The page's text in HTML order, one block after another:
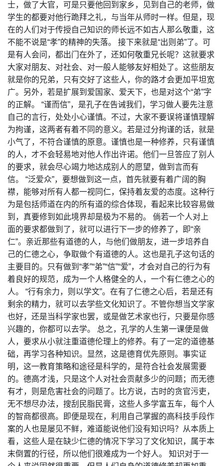
士，做了大官，可是只要他回到家乡，见到自己的老师，做
学生的都要对他行跪拜之礼，与当年从师时一样。但是，现
在的人们对于传授自己知识的师长远不如古人那么敬重，这
不能不说是“孝”的精神的失落。 接下来就是“出则弟”了。可
是有人会问，都出门在外了，还如何敬重兄长呢？这就要求
大家对朋友、对社会、对一般人能够友好相处了。这些朋友
就是你的兄弟，只有交好了这些人，你的路才会更加平坦宽
广。另外，若是扩展到爱国家、爱天下，也是对这个“弟”字
的正解。 “谨而信”，是孔子在告诫我们，学习做人要先注意
自己的言行，处处小心谨慎。不过，大家不要误将谨慎理解
为拘谨，这两者有着不同的意义。若是过分拘谨的话，就是
小气了，不符合谨慎的原意。谨慎也是一种修养，只有谨慎
的人，才不会轻易地对他人作出许诺。他们一旦答应了别人
的要求，就会尽心竭力地达成别人的愿望，做到言而有
信。 “泛爱众”，要想做到这一点，首先就要有着广阔的胸
襟，能够对所有人都一视同仁，保持着友爱的态度。这种行
为是包括师道在内的所有道的综合体现，看起来比较容易做
到，真要修到如此境界却是极为不易的。 倘若一个人对上
面的要求都做到了，就可以进行下一步的修养了，即“亲
仁”。亲近那些有道德的人，与他们做朋友，进一步培养自
己的仁德之心，争取做个有道德的人。这也是孔子这句话的
主要目的。只有做到“孝”“弟”“信”“爱”，才会对自己的行为有
着良好的规范，成为一个人格健全的人，一个有仁德之心的
人。 “行有余力，则以学文”。在有了仁德之心后，若是还有
剩余的精力，就可以去学些文化知识了。不管你想当文学家
也好，还是当科学家也罢，或是做艺术家也行，只要是你感
兴趣的，你都可以去学。 总之，孔学的人生第一课便是做
人，要求从小就注重道德伦理上的修养。有了一定的道德基
础，再学习各种知识。显然，这是德育优先原则。事实证
明，这一教育策略和途径是科学的，是符合社会发展需要
的。德高才浅，只是这个人对社会贡献多少的问题；而无德
有才，则是危害社会的问题了。比方说，古时的贪官污吏，
无不想尽办法，搜刮民脂民膏，这些人多学富五车，每个人
的智商都很高。即便是现在，利用自己掌握的高科技手段作
案的人也是屡见不鲜，难道能说他们没有知识吗？从本质上
看，这些人是在缺少仁德的情况下学习了文化知识，属于本
末倒置的行径，所以他们很难成为一个好人。 知识对于一